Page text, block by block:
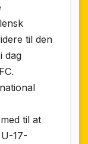
til den
dag
til at
17-